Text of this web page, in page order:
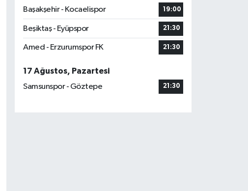
Başakşehir - Kocaelispor
19:00
Beşiktaş - Eyüpspor 21:30
Amed - Erzurumspor FK 21:30
17 Ağustos, Pazartesi
Samsunspor - Göztepe
21:30